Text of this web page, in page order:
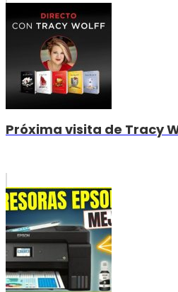
Próxima visita de Tracy